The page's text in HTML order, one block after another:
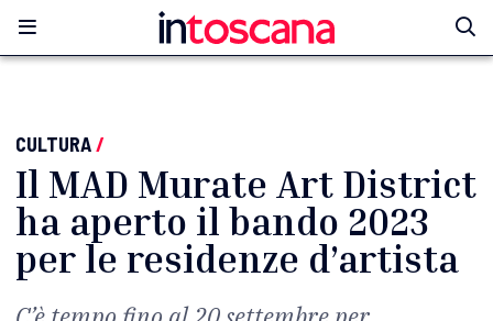
CULTURA/
Il MAD Murate Art District
ha aperto il bando 2023
per le residenze d’artista